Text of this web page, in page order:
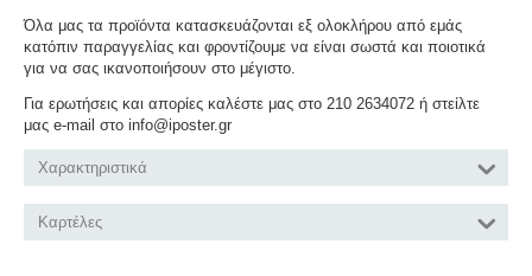
Όλα μας τα προϊόντα κατασκευάζονται εξ ολοκλήρου από εμάς
κατόπιν παραγγελίας και φροντίζουμε να είναι σωστά και ποιοτικά
για να σας ικανοποιήσουν στο μέγιστο.
Για ερωτήσεις και απορίες καλέστε μας στο 210 2634072 ή στείλτε
μας e-mail στο info@iposter.gr
Χαρακτηριστικά
Καρτέλες